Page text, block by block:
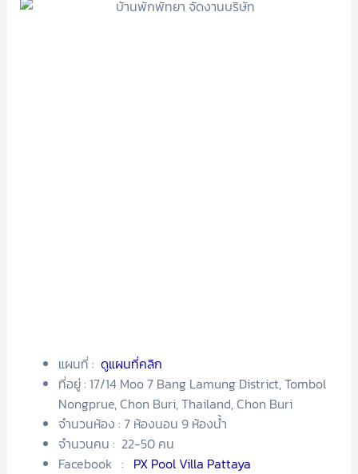
แผนที่ : ดูแผนที่คลิก
ที่อยู่ : 17/14 Moo 7 Bang Lamung District, Tombol
Nongprue, Chon Buri, Thailand, Chon Buri
จำนวนห้อง : 7 ห้องนอน 9 ห้องน้ำ
จำนวนคน : 22-50 คน
Facebook : PX Pool Villa Pattaya